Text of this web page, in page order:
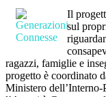
Il
sul
ragazzi, famiglie e
progetto è coordinato
Ministero dell’Interno-